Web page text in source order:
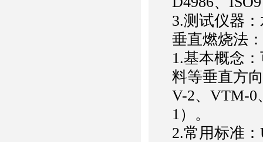
3.测试仪器
垂直燃烧法：
1.基本概念
料等垂直方
V-2、VTM-0
1）。
2.常用标准